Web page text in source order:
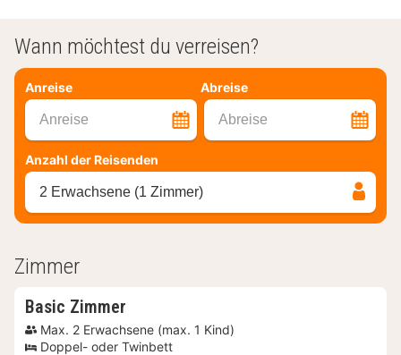
Wann möchtest du verreisen?
Anreise Abreise
Anreise Abreise
Anzahl der Reisenden
2 Erwachsene (1 Zimmer)
Zimmer
Basic Zimmer
Max. 2 Erwachsene (max. 1 Kind)
Doppel- oder Twinbett